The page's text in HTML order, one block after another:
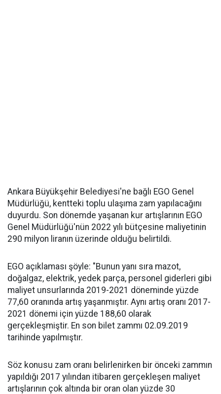
Ankara Büyükşehir Belediyesi'ne bağlı EGO Genel
Müdürlüğü, kentteki toplu ulaşıma zam yapılacağını
duyurdu. Son dönemde yaşanan kur artışlarının EGO
Genel Müdürlüğü'nün 2022 yılı bütçesine maliyetinin
290 milyon liranın üzerinde olduğu belirtildi.
EGO açıklaması şöyle: "Bunun yanı sıra mazot,
doğalgaz, elektrik, yedek parça, personel giderleri gibi
maliyet unsurlarında 2019-2021 döneminde yüzde
77,60 oranında artış yaşanmıştır. Aynı artış oranı 2017-
2021 dönemi için yüzde 188,60 olarak
gerçekleşmiştir. En son bilet zammı 02.09.2019
tarihinde yapılmıştır.
Söz konusu zam oranı belirlenirken bir önceki zammın
yapıldığı 2017 yılından itibaren gerçekleşen maliyet
artışlarının çok altında bir oran olan yüzde 30